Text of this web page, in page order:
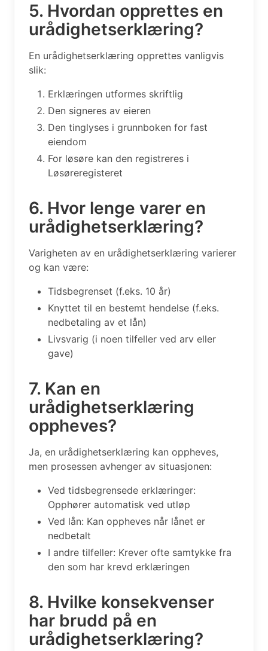
5. Hvordan opprettes en
urådighetserklæring?
En urådighetserklæring opprettes vanligvis
slik:
Erklæringen utformes skriftlig
Den signeres av eieren
Den tinglyses i grunnboken for fast
eiendom
For løsøre kan den registreres i
Løsøreregisteret
6. Hvor lenge varer en
urådighetserklæring?
Varigheten av en urådighetserklæring varierer
og kan være:
Tidsbegrenset (f.eks. 10 år)
Knyttet til en bestemt hendelse (f.eks.
nedbetaling av et lån)
Livsvarig (i noen tilfeller ved arv eller
gave)
7. Kan en
urådighetserklæring
oppheves?
Ja, en urådighetserklæring kan oppheves,
men prosessen avhenger av situasjonen:
Ved tidsbegrensede erklæringer:
Opphører automatisk ved utløp
Ved lån: Kan oppheves når lånet er
nedbetalt
I andre tilfeller: Krever ofte samtykke fra
den som har krevd erklæringen
8. Hvilke konsekvenser
har brudd på en
urådighetserklæring?